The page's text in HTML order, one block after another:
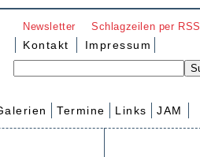
Newsletter Schlagzeilen per RSS
Kontakt Impressum
Termine Links JAM